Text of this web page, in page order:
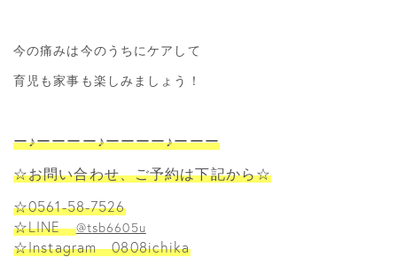
今の痛みは今のうちにケアして
育児も家事も楽しみましょう！
ー♪ーーーー♪ーーーー♪ーーー
☆お問い合わせ、ご予約は下記から☆
☆0561-58-7526
☆LINE@tsb6605u
☆Instagram 0808ichika